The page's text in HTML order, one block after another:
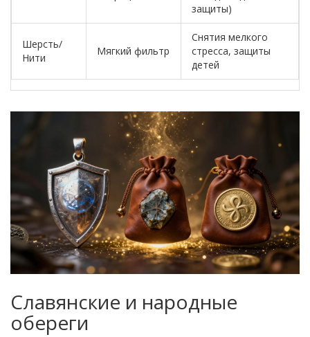
защиты)
Шерсть/
Нити
Мягкий фильтр
Снятия мелкого
стресса, защиты
детей
Славянские и народные
обереги